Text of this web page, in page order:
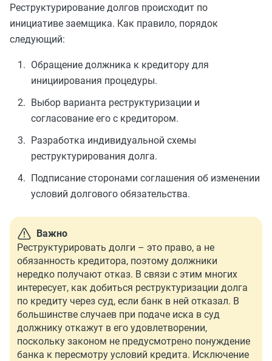
Реструктурирование долгов происходит по
инициативе заемщика. Как правило, порядок
следующий:
Обращение должника к кредитору для
инициирования процедуры.
Выбор варианта реструктуризации и
согласование его с кредитором.
Разработка индивидуальной схемы
реструктурирования долга.
Подписание сторонами соглашения об изменении
условий долгового обязательства.
Важно
Реструктурировать долги – это право, а не
обязанность кредитора, поэтому должники
нередко получают отказ. В связи с этим многих
интересует, как добиться реструктуризации долга
по кредиту через суд, если банк в ней отказал. В
большинстве случаев при подаче иска в суд
должнику откажут в его удовлетворении,
поскольку законом не предусмотрено понуждение
банка к пересмотру условий кредита. Исключение